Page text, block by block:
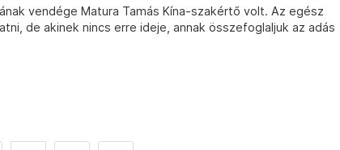
vendége Matura Tamás Kína-szakértő volt. Az egész
de akinek nincs erre ideje, annak összefoglaljuk az adás